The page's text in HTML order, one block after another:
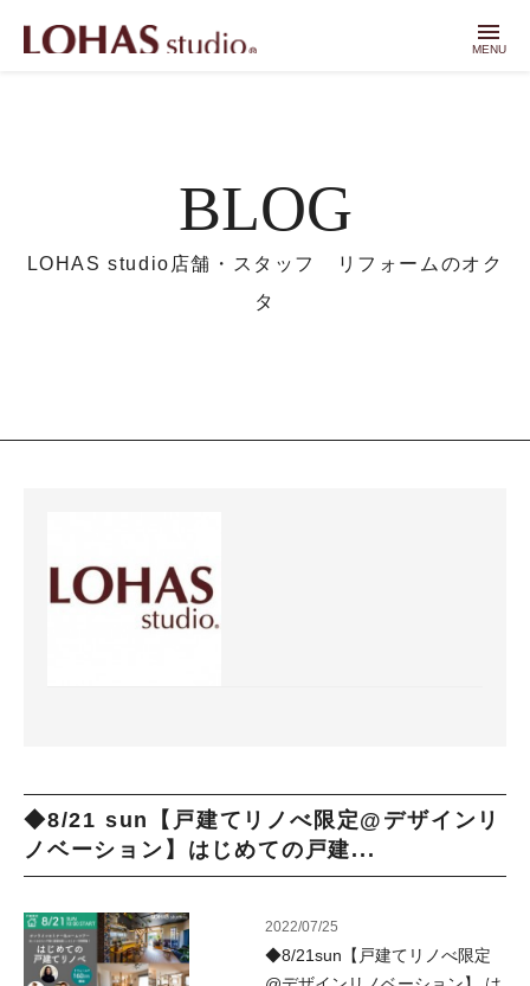
menu
MENU
BLOG
LOHAS studio店舗・スタッフ リフォームのオク
タ
◆8/21 sun【戸建てリノべ限定@デザインリ
ノベーション】はじめての戸建...
2022/07/25
◆8/21sun【戸建てリノべ限定